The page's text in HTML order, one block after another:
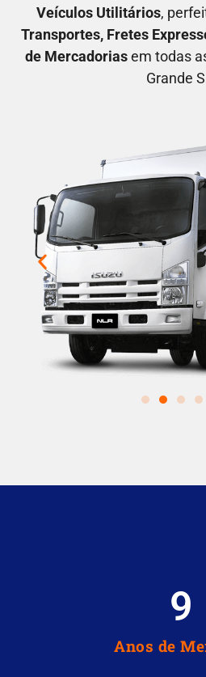
Veículos Utilitários,
Transportes, Fretes
de Mercadoriasem todas
Grande
Anos de
10